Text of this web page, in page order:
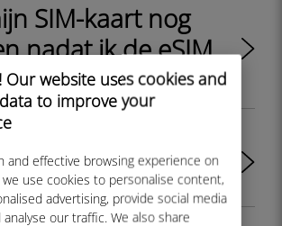
Our website uses cookies and
to improve your
and effective browsing experience on
use cookies to personalise content,
advertising, provide social media
our traffic. We also share
SIM-kaart nog
nadat ik de eSIM
van
fysieke SIM?